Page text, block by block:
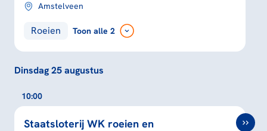
Amstelveen
Roeien Toon alle 2
Dinsdag 25 augustus
10:00
Staatsloterij WK roeien en